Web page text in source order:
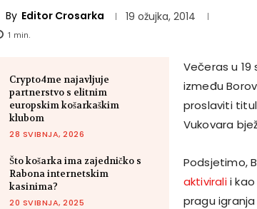
By Editor Crosarka 19 ožujka, 2014
1 min.
Crypto4me najavljuje
partnerstvo s elitnim
europskim košarkaškim
klubom
28 SVIBNJA, 2026
Što košarka ima zajedničko s
Rabona internetskim
kasinima?
20 SVIBNJA, 2025
Večeras u
između
proslaviti
Vukovara
Podsjetimo,
aktiviralii kao
pragu